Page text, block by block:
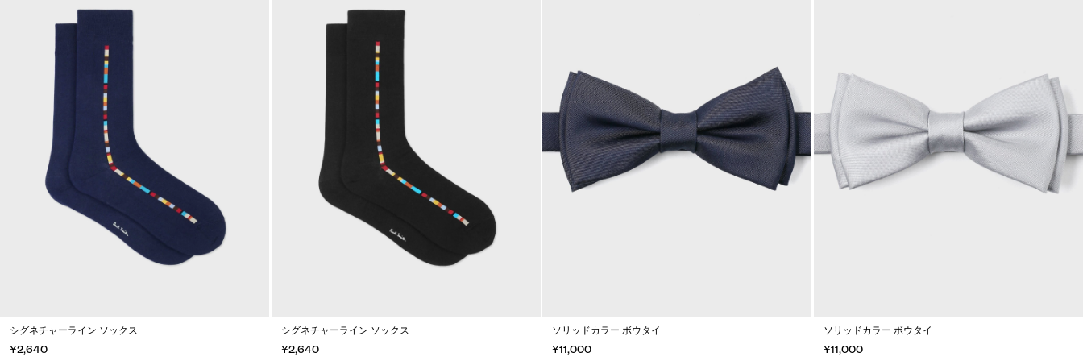
シグネチャーライン ソックス
¥2,640
シグネチャーライン ソックス
¥2,640
ソリッドカラー ボウタイ
¥11,000
ソリッドカラー ボウタイ
¥11,000